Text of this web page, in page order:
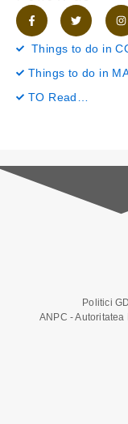
F
a
b
o
-
f
T
w
t
r
I
n
a
r
Things to do in
Things to do in
TO Read…
Politici
ANPC -